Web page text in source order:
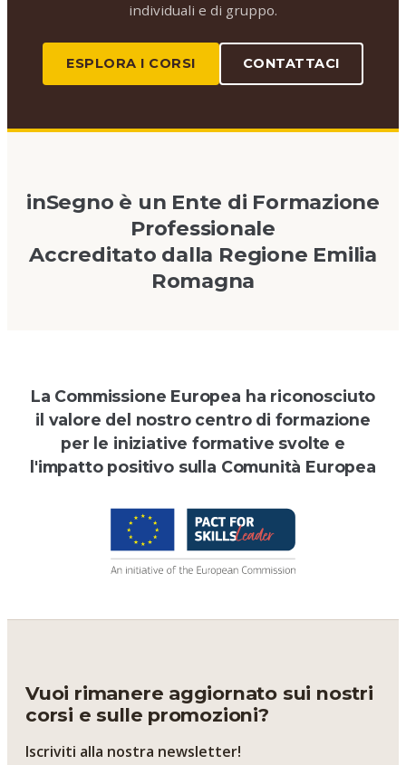
individuali e di gruppo.
ESPLORA I CORSI CONTATTACI
inSegno è un Ente di Formazione
Professionale
Accreditato dalla Regione Emilia
Romagna
La Commissione Europea ha riconosciuto
il valore del nostro centro di formazione
per le iniziative formative svolte e
l'impatto positivo sulla Comunità Europea
Vuoi rimanere aggiornato sui nostri
corsi e sulle promozioni?
Iscriviti alla nostra newsletter!